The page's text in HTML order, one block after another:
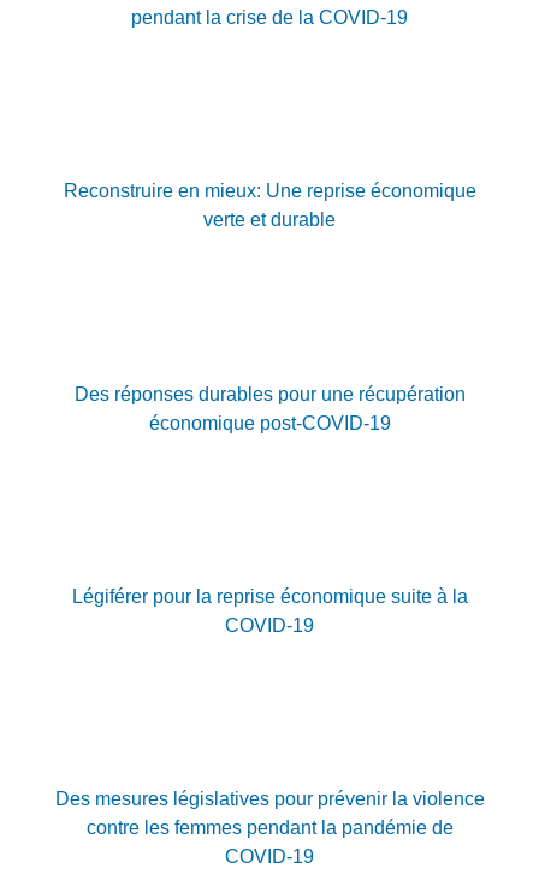
pendant la crise de la COVID-19
Reconstruire en mieux: Une reprise économique
verte et durable
Des réponses durables pour une récupération
économique post-COVID-19
Légiférer pour la reprise économique suite à la
COVID-19
Des mesures législatives pour prévenir la violence
contre les femmes pendant la pandémie de
COVID-19